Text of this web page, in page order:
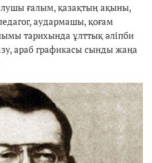
ғалым, қазақтың ақыны,
аудармашы, қоғам
тарихында ұлттық әліпби
араб графикасы сынды жаңа